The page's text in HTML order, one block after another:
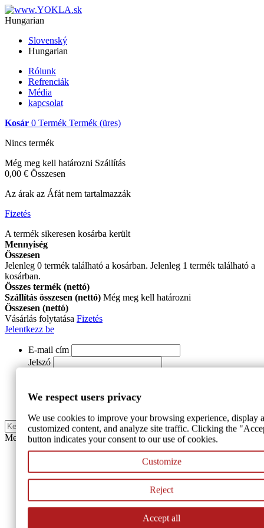
Hungarian
Slovenský
Hungarian
Rólunk
Refrenciák
Média
kapcsolat
Kosár 0 Termék Termék (üres)
Nincs termék
Még meg kell határozni Szállítás
0,00 € Összesen
Az árak az Áfát nem tartalmazzák
Fizetés
A termék sikeresen kosárba került
Mennyiség
Összesen
Jelenleg 0 termék található a kosárban. Jelenleg 1 termék található a
kosárban.
Összes termék (nettó)
Szállítás összesen (nettó) Még meg kell határozni
Összesen (nettó)
Vásárlás folytatása Fizetés
Jelentkezz be
E-mail cím
Jelszó
REGISZTRÁCIÓ
Keresés
Menu
Kültéri székek
Bankett székek
We respect users privacy
We use cookies to improve your browsing experience, display
customized content, and analyze site traffic. Clicking the
button indicates your consent to our use of cookies.
Customize
Reject
Accept all